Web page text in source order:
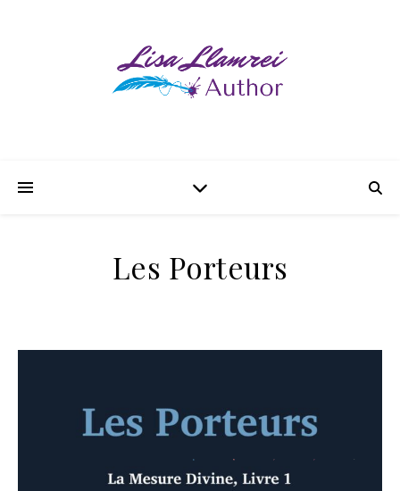
Les Porteurs